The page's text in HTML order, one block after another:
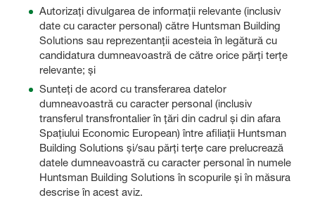
Autorizați divulgarea de informații relevante (inclusiv
date cu caracter personal) către Huntsman Building
Solutions sau reprezentanții acesteia în legătură cu
candidatura dumneavoastră de către orice părți terțe
relevante; și
Sunteți de acord cu transferarea datelor
dumneavoastră cu caracter personal (inclusiv
transferul transfrontalier în țări din cadrul și din afara
Spațiului Economic European) între afiliații Huntsman
Building Solutions și/sau părți terțe care prelucrează
datele dumneavoastră cu caracter personal în numele
Huntsman Building Solutions în scopurile și în măsura
descrise în acest aviz.